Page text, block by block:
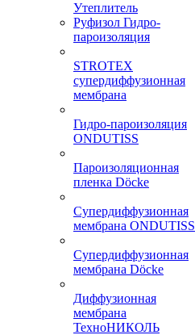
Утеплитель
Руфизол Гидро-
пароизоляция
STROTEX
супердиффузионная
мембрана
Гидро-пароизоляция
ONDUTISS
Пароизоляционная
пленка Döcke
Супердиффузионная
мембрана ONDUTISS
Супердиффузионная
мембрана Döcke
Диффузионная
мембрана
ТехноНИКОЛЬ